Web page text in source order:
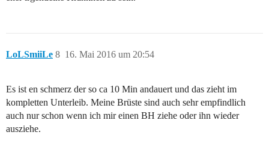
LoLSmiiLe 16. Mai 2016 um 20:54
8
Es ist en schmerz der so ca 10 Min andauert und das zieht im
kompletten Unterleib. Meine Brüste sind auch sehr empfindlich
auch nur schon wenn ich mir einen BH ziehe oder ihn wieder
ausziehe.